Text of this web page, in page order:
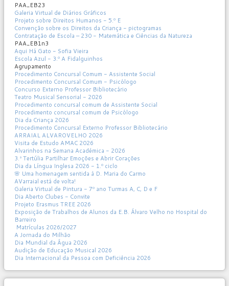
PAA_EB23
Galeria Virtual de Diários Gráficos
Projeto sobre Direitos Humanos - 5.º E
Convenção sobre os Direitos da Criança - pictogramas
Contratação de Escola – 230 - Matemática e Ciências da Natureza
PAA_EB1n3
Aqui Há Gato - Sofia Vieira
Escola Azul - 3.º A Fidalguinhos
Agrupamento
Procedimento Concursal Comum - Assistente Social
Procedimento Concursal Comum - Psicólogo
Concurso Externo Professor Bibliotecário
Teatro Musical Sensorial - 2026
Procedimento concursal comum de Assistente Social
Procedimento concursal comum de Psicólogo
Dia da Criança 2026
Procedimento Concursal Externo Professor Bibliotecário
ARRAIAL ALVAROVELHO 2026
Visita de Estudo AMAC 2026
Alvarinhos na Semana Académica - 2026
3.ª Tertúlia Partilhar Emoções e Abrir Corações
Dia da Língua Inglesa 2026 - 1.º ciclo
🌸 Uma homenagem sentida à D. Maria do Carmo
AVarraial está de volta!
Galeria Virtual de Pintura - 7º ano Turmas A, C, D e F
Dia Aberto Clubes - Convite
Projeto Erasmus TREE 2026
Exposição de Trabalhos de Alunos da E.B. Álvaro Velho no Hospital do
Barreiro
Matrículas 2026/2027
A Jornada do Milhão
Dia Mundial da Água 2026
Audição de Educação Musical 2026
Dia Internacional da Pessoa com Deficiência 2026